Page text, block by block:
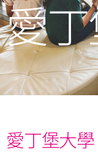
愛
愛丁堡大學